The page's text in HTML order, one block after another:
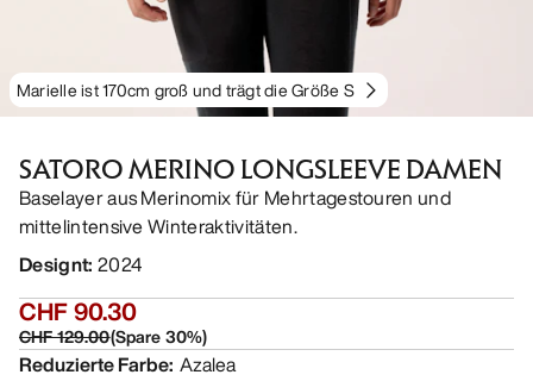
Marielle ist 170cm groß und trägt die Größe S
SATORO MERINO LONGSLEEVE DAMEN
Baselayer aus Merinomix für Mehrtagestouren und
mittelintensive Winteraktivitäten.
Designt: 2024
CHF 90.30
CHF 129.00(Spare30%)
Reduzierte Farbe: Azalea